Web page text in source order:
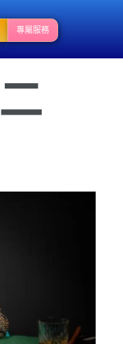
專屬服務